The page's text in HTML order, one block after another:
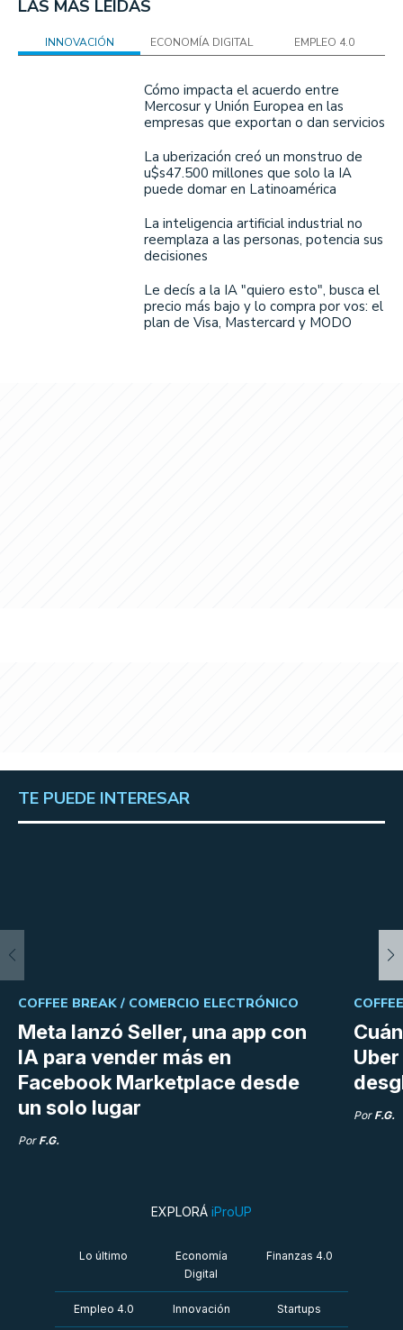
LAS MÁS LEÍDAS
INNOVACIÓN ECONOMÍA DIGITAL EMPLEO 4.0
Cómo impacta el acuerdo entre
Mercosur y Unión Europea en las
empresas que exportan o dan servicios
La uberización creó un monstruo de
u$s47.500 millones que solo la IA
puede domar en Latinoamérica
La inteligencia artificial industrial no
reemplaza a las personas, potencia sus
decisiones
Le decís a la IA "quiero esto", busca el
precio más bajo y lo compra por vos: el
plan de Visa, Mastercard y MODO
TE PUEDE INTERESAR
Meta lanzó Seller, una app con
IA para vender más en
Facebook Marketplace desde
un solo lugar
COFFEE BREAK / COMERCIO ELECTRÓNICO
Por F.G.
Por F.G.
EXPLORÁ iProUP
Lo último
Economía
Digital
Finanzas 4.0
Empleo 4.0 Innovación Startups